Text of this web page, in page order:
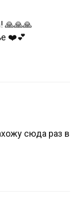
🙏🙏🙏
❤️💕
сюда раз в